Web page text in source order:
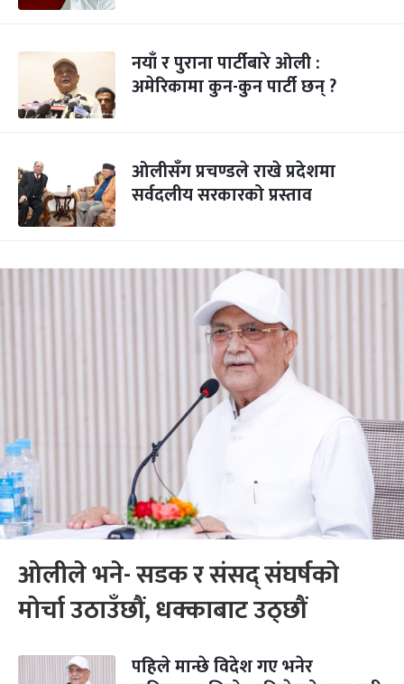
नयाँ र पुराना पार्टीबारे ओली :
अमेरिकामा कुन-कुन पार्टी छन् ?
ओलीसँग प्रचण्डले राखे प्रदेशमा
सर्वदलीय सरकारको प्रस्ताव
ओलीले भने- सडक र संसद् संघर्षको
मोर्चा उठाउँछौं, धक्काबाट उठ्छौं
पहिले मान्छे विदेश गए भनेर